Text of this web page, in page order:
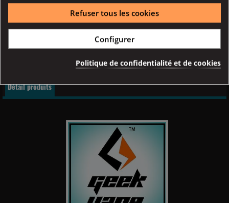
Détail
Achat Rapide
Détail produits
Refuser tous les cookies
Configurer
Politique de confidentialité et de cookies